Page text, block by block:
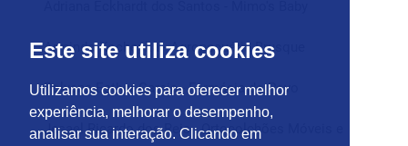
Este site utiliza cookies
Utilizamos cookies para oferecer melhor
experiência, melhorar o desempenho,
analisar sua interação. Clicando em
Armindo Kochepka - Agropecuária Brusque
Polyana Esther Garcia - Farmácia do Povo
Jesael Ricardo dos Reis - Ortocolchões Móveis e